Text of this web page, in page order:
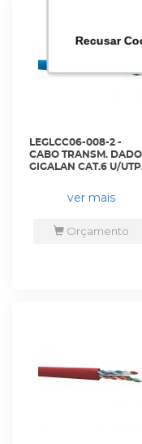
Recusar
Recusar
LEGLCC06-008-2 -
CABO TRANSM.
GIGALAN CAT.6 U/UTP
CX 305M - 23400066 -
LIGHTERAver mais
Orçamento